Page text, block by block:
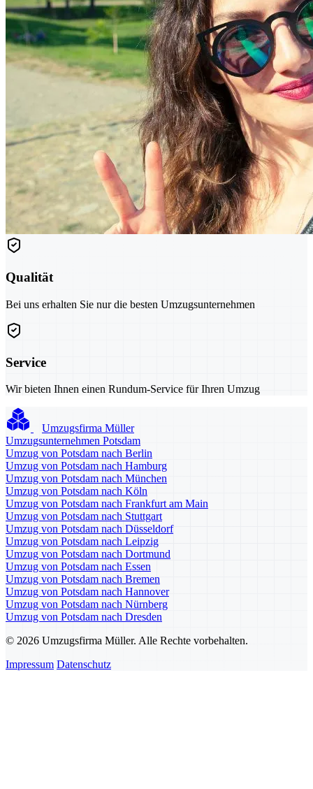
Qualität
Bei uns erhalten Sie nur die besten Umzugsunternehmen
Service
Wir bieten Ihnen einen Rundum-Service für Ihren Umzug
Umzugsfirma Müller
Umzugsunternehmen Potsdam
Umzug von Potsdam nach Berlin
Umzug von Potsdam nach Hamburg
Umzug von Potsdam nach München
Umzug von Potsdam nach Köln
Umzug von Potsdam nach Frankfurt am Main
Umzug von Potsdam nach Stuttgart
Umzug von Potsdam nach Düsseldorf
Umzug von Potsdam nach Leipzig
Umzug von Potsdam nach Dortmund
Umzug von Potsdam nach Essen
Umzug von Potsdam nach Bremen
Umzug von Potsdam nach Hannover
Umzug von Potsdam nach Nürnberg
Umzug von Potsdam nach Dresden
© 2026 Umzugsfirma Müller. Alle Rechte vorbehalten.
Impressum Datenschutz